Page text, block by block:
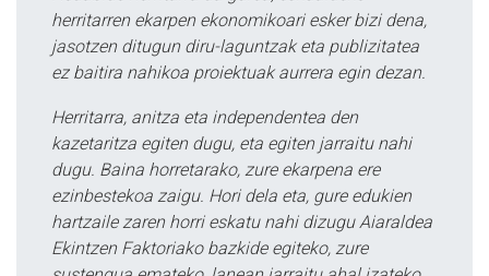
herritarren ekarpen ekonomikoari esker bizi dena,
jasotzen ditugun diru-laguntzak eta publizitatea
ez baitira nahikoa proiektuak aurrera egin dezan.
Herritarra, anitza eta independentea den
kazetaritza egiten dugu, eta egiten jarraitu nahi
dugu. Baina horretarako, zure ekarpena ere
ezinbestekoa zaigu. Hori dela eta, gure edukien
hartzaile zaren horri eskatu nahi dizugu Aiaraldea
Ekintzen Faktoriako bazkide egiteko, zure